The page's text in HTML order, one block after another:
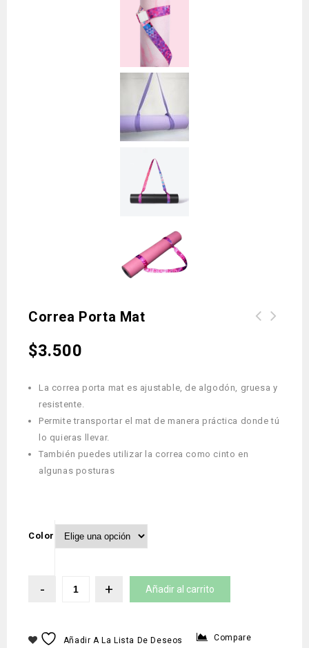
Correa Porta Mat
$3.500
La correa porta mat es ajustable, de algodón, gruesa y
resistente.
Permite transportar el mat de manera práctica donde tú
lo quieras llevar.
También puedes utilizar la correa como cinto en
algunas posturas
Color
Añadir al carrito
Añadir A La Lista De Deseos Compare